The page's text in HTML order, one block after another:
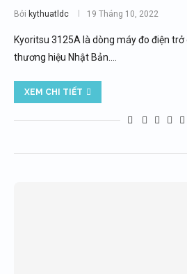
Bởi kythuatldc 19 Tháng 10, 2022
Kyoritsu 3125A là dòng máy đo điện
thương hiệu Nhật Bản.…
XEM CHI TIẾT